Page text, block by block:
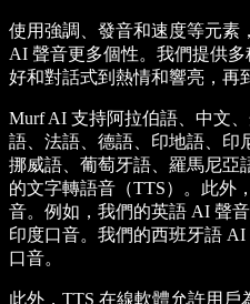
使用強調、發音和速度等元素
AI 聲音更多個性。我們提供
好和對話式到熱情和響亮，再
Murf AI 支持阿拉伯語、中文
語、法語、德語、印地語、印
挪威語、葡萄牙語、羅馬尼亞
的文字轉語音（TTS）。此外
音。例如，我們的英語 AI 聲
印度口音。我們的西班牙語
口音。
此外，TTS 在線軟體允許用